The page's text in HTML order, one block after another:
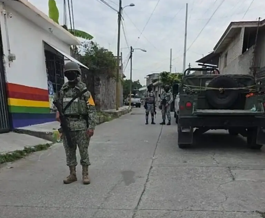
celebraciones en la capital.